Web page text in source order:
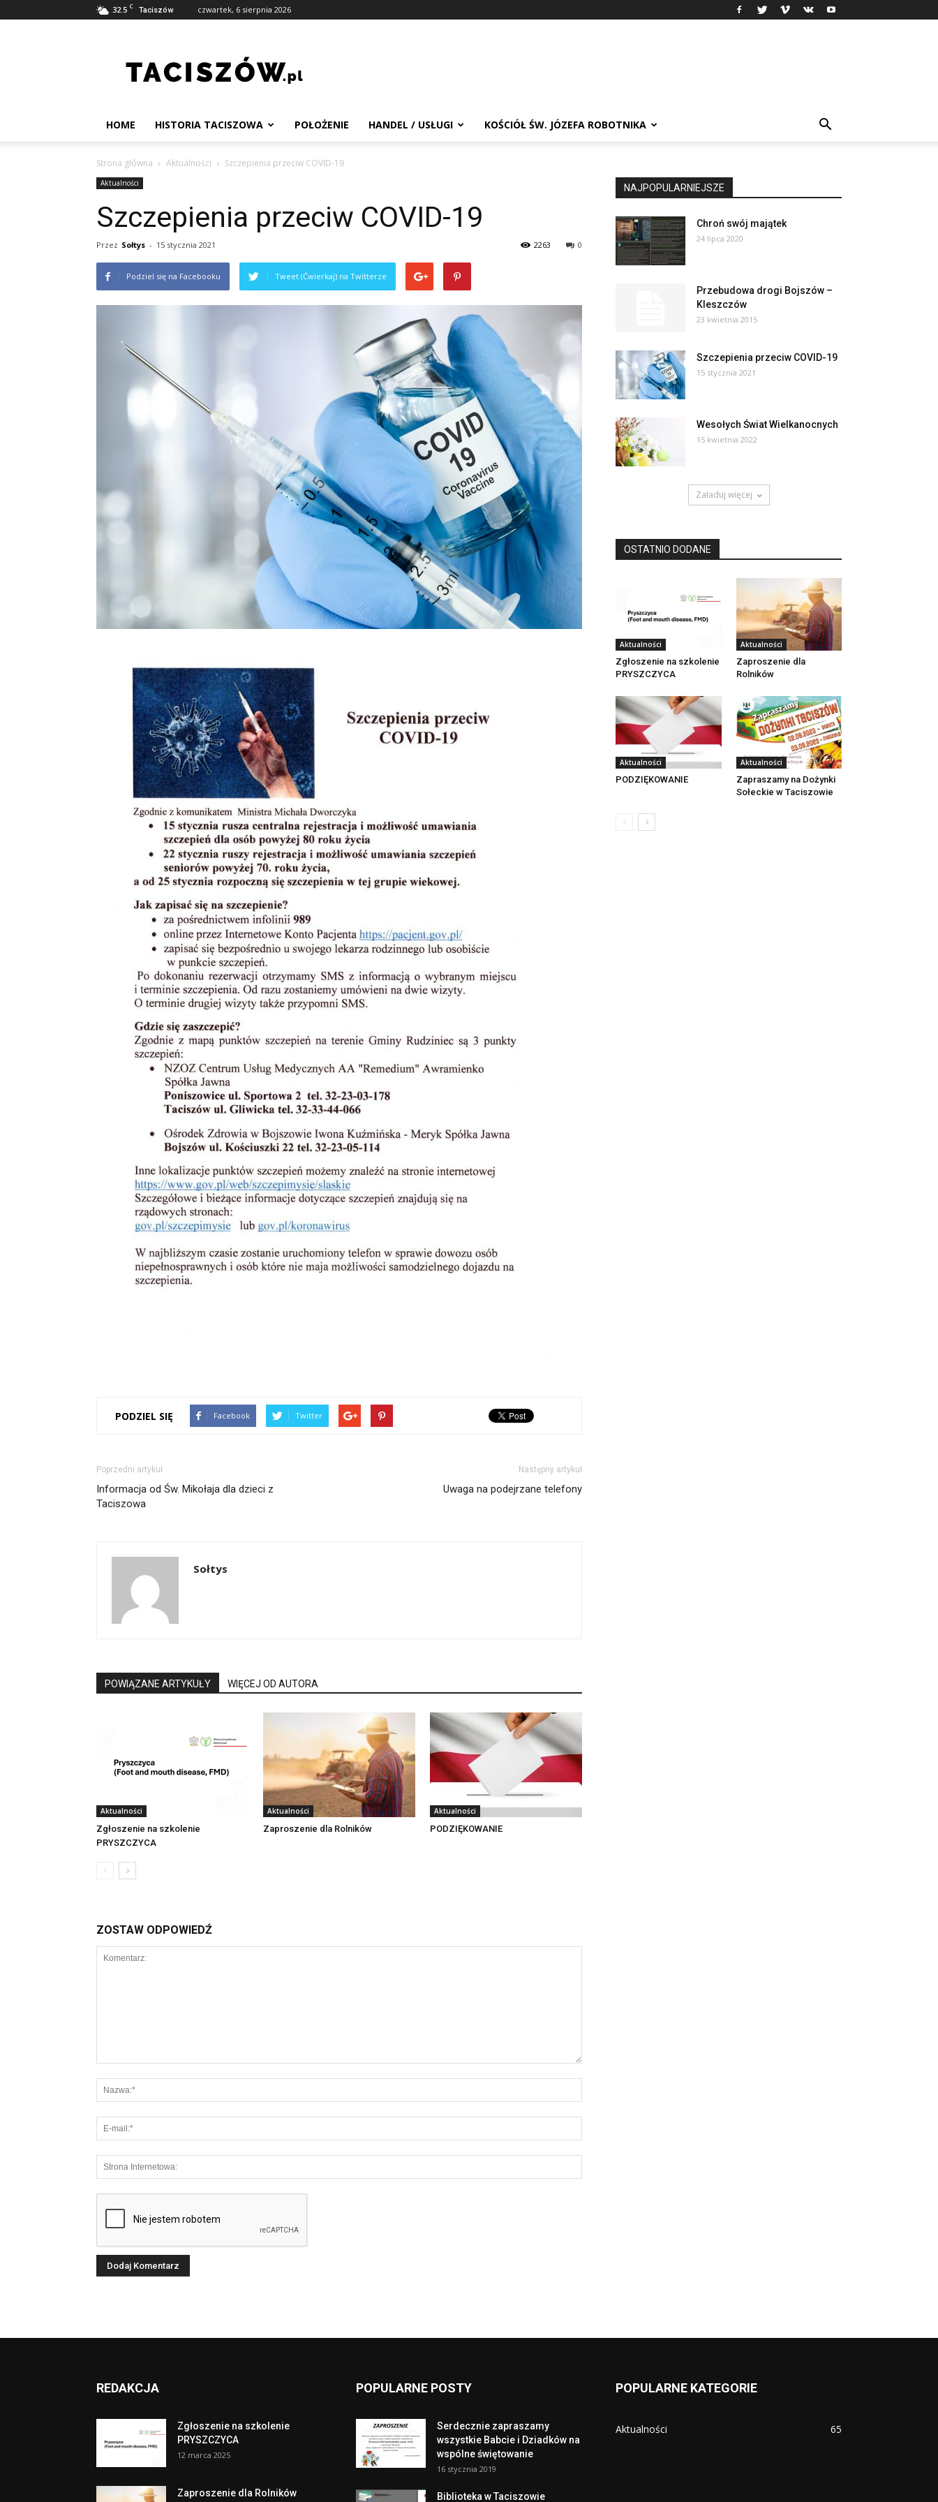
32.5 C Taciszów czwartek, 6 sierpnia 2026
HOME HISTORIA TACISZOWA POŁOŻENIE HANDEL / USŁUGI KOŚCIÓŁ ŚW. JÓZEFA ROBOTNIKA
Strona główna Aktualności Szczepienia przeciw COVID-19
Aktualności
Szczepienia przeciw COVID-19
Przez Sołtys - 15 stycznia 2021 0
2263
Podziel się na Facebooku Tweet (Ćwierkaj) na Twitterze
PODZIEL SIĘ Facebook Twitter
Poprzedni artykuł
Informacja od Św. Mikołaja dla dzieci z
Taciszowa
Następny artykuł
Uwaga na podejrzane telefony
Sołtys
POWIĄZANE ARTYKUŁY WIĘCEJ OD AUTORA
Aktualności
Zgłoszenie na szkolenie
PRYSZCZYCA
Aktualności
Zaproszenie dla Rolników
Aktualności
PODZIĘKOWANIE
ZOSTAW ODPOWIEDŹ
NAJPOPULARNIEJSZE
Chroń swój majątek
24 lipca 2020
Przebudowa drogi Bojszów –
Kleszczów
23 kwietnia 2015
Szczepienia przeciw COVID-19
15 stycznia 2021
Wesołych Świat Wielkanocnych
15 kwietnia 2022
Załaduj więcej
OSTATNIO DODANE
Aktualności
Zgłoszenie na szkolenie
PRYSZCZYCA
Aktualności
Zaproszenie dla
Rolników
Aktualności
PODZIĘKOWANIE
Aktualności
Zapraszamy na Dożynki
Sołeckie w Taciszowie
REDAKCJA
Zgłoszenie na szkolenie
PRYSZCZYCA
12 marca 2025
Zaproszenie dla Rolników
POPULARNE POSTY
Serdecznie zapraszamy
wszystkie Babcie i Dziadków na
wspólne świętowanie
16 stycznia 2019
Biblioteka w Taciszowie
POPULARNE KATEGORIE
Aktualności 65